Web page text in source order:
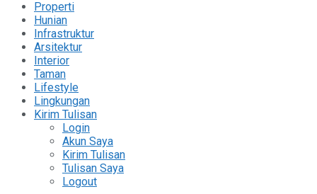
Properti
Hunian
Infrastruktur
Arsitektur
Interior
Taman
Lifestyle
Lingkungan
Kirim Tulisan
Login
Akun Saya
Kirim Tulisan
Tulisan Saya
Logout